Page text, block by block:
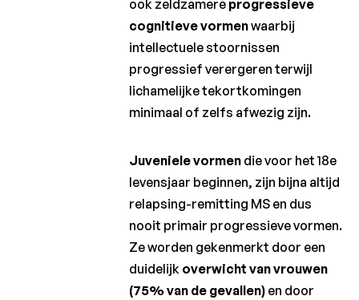
ook zeldzamere progressieve
cognitievevormenwaarbij
intellectuele stoornissen
progressief verergeren terwijl
lichamelijke tekortkomingen
minimaal of zelfs afwezig zijn.
Juveniele vormen die voor het 18e
levensjaar beginnen, zijn bijna altijd
relapsing-remitting MS en dus
nooit primair progressieve vormen.
Ze worden gekenmerkt door een
duidelijk overwicht van vrouwen
(75% van de gevallen) en door